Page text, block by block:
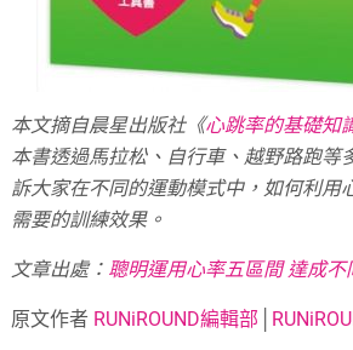
本文摘自晨星出版社《心跳率的基礎知
本書透過馬拉松、自行車、越野路跑等
訴大家在不同的運動模式中，如何利用
需要的訓練效果。
文章出處： 聰明運用心率五區間 達成
原文作者 RUNiROUND編輯部